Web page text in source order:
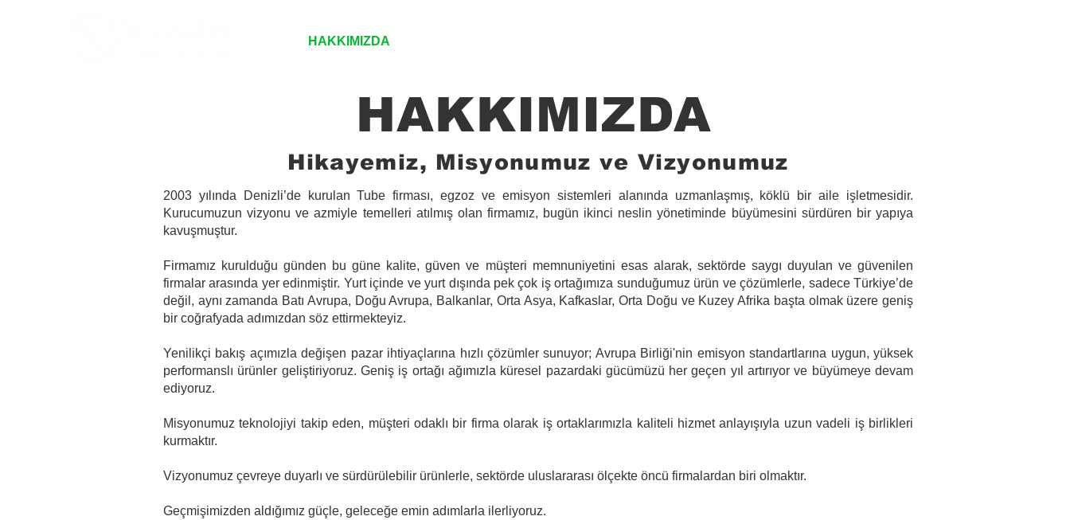
HAKKIMIZDA
HAKKIMIZDA
Hikayemiz, Misyonumuz ve Vizyonumuz
2003 yılında Denizli’de kurulan Tube firması, egzoz ve emisyon sistemleri alanında uzmanlaşmış, köklü bir aile işletmesidir.
Kurucumuzun vizyonu ve azmiyle temelleri atılmış olan firmamız, bugün ikinci neslin yönetiminde büyümesini sürdüren bir yapıya
kavuşmuştur.
Firmamız kurulduğu günden bu güne kalite, güven ve müşteri memnuniyetini esas alarak, sektörde saygı duyulan ve güvenilen
firmalar arasında yer edinmiştir. Yurt içinde ve yurt dışında pek çok iş ortağımıza sunduğumuz ürün ve çözümlerle, sadece Türkiye’de
değil, aynı zamanda Batı Avrupa, Doğu Avrupa, Balkanlar, Orta Asya, Kafkaslar, Orta Doğu ve Kuzey Afrika başta olmak üzere geniş
bir coğrafyada adımızdan söz ettirmekteyiz.
Yenilikçi bakış açımızla değişen pazar ihtiyaçlarına hızlı çözümler sunuyor; Avrupa Birliği'nin emisyon standartlarına uygun, yüksek
performanslı ürünler geliştiriyoruz. Geniş iş ortağı ağımızla küresel pazardaki gücümüzü her geçen yıl artırıyor ve büyümeye devam
ediyoruz.
​Misyonumuz teknolojiyi takip eden, müşteri odaklı bir firma olarak iş ortaklarımızla kaliteli hizmet anlayışıyla uzun vadeli iş birlikleri
kurmaktır.
Vizyonumuz çevreye duyarlı ve sürdürülebilir ürünlerle, sektörde uluslararası ölçekte öncü firmalardan biri olmaktır.
Geçmişimizden aldığımız güçle, geleceğe emin adımlarla ilerliyoruz.